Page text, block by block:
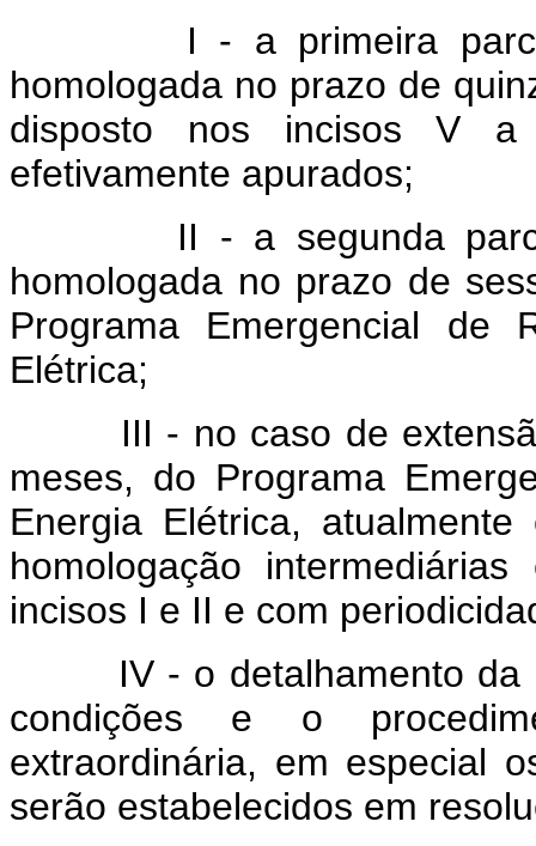
I - a primeira parcela
homologada no prazo de
disposto nos incisos V a
efetivamente apurados;
II - a segunda parcela
homologada no prazo de
Programa Emergencial de
Elétrica;
III - no caso de extensão
meses, do Programa
Energia Elétrica,
homologação
incisos I e II e com
IV - o detalhamento da
condições e o
extraordinária, em especial
serão estabelecidos em